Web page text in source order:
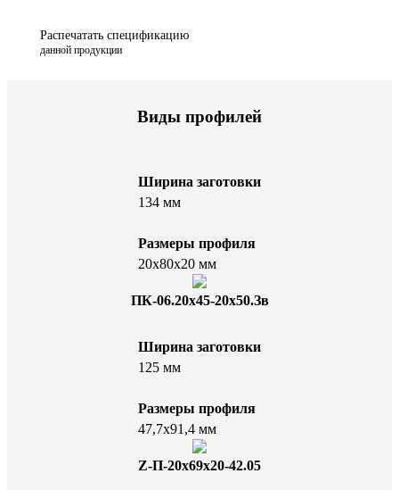
Распечатать спецификацию
данной продукции
Виды профилей
Ширина заготовки
134 мм
Размеры профиля
20х80х20 мм
ПК-06.20х45-20х50.Зв
Ширина заготовки
125 мм
Размеры профиля
47,7х91,4 мм
Z-П-20х69х20-42.05